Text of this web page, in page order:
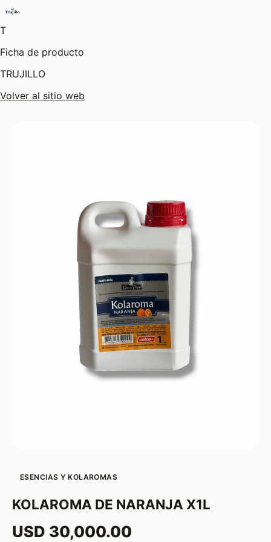
T
Ficha de producto
TRUJILLO
Volver al sitio web
ESENCIAS Y KOLAROMAS
KOLAROMA DE NARANJA X1L
USD 30,000.00